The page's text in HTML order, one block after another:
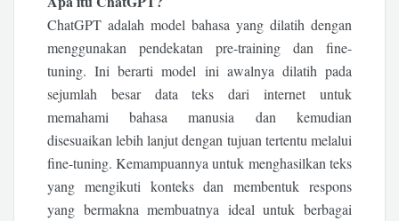
ChatGPT adalah model bahasa yang dilatih dengan
menggunakan pendekatan pre-training dan fine-
tuning. Ini berarti model ini awalnya dilatih pada
sejumlah besar data teks dari internet untuk
memahami bahasa manusia dan kemudian
disesuaikan lebih lanjut dengan tujuan tertentu melalui
fine-tuning. Kemampuannya untuk menghasilkan teks
yang mengikuti konteks dan membentuk respons
yang bermakna membuatnya ideal untuk berbagai